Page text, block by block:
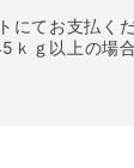
てお支払くだ
ｇ以上の場合